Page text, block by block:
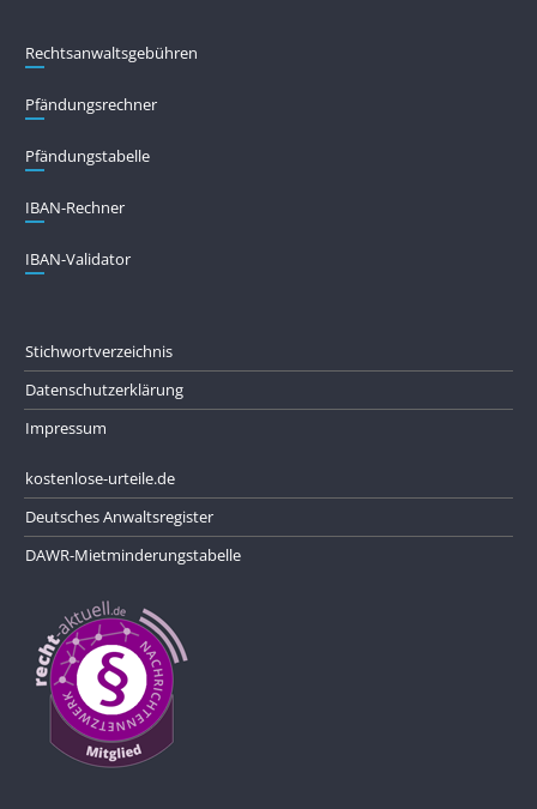
Rechtsanwaltsgebühren
Pfändungs­rechner
Pfändungs­tabelle
IBAN-Rechner
IBAN-Validator
Stichwortverzeichnis
Datenschutzerklärung
Impressum
kostenlose-urteile.de
Deutsches Anwaltsregister
DAWR-Mietminderungstabelle